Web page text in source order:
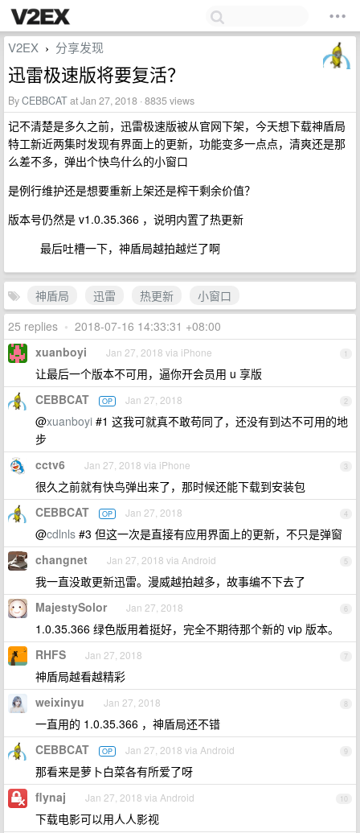
V2EX › 分享发现
迅雷极速版将要复活？
ByCEBBCATat Jan 27, 2018 · 8835 views
记不清楚是多久之前，迅雷极速版被从官网下架，今天想下载神盾局
特工新近两集时发现有界面上的更新，功能变多一点点，清爽还是那
么差不多，弹出个快鸟什么的小窗口
是例行维护还是想要重新上架还是榨干剩余价值？
版本号仍然是 v1.0.35.366 ，说明内置了热更新
最后吐槽一下，神盾局越拍越烂了啊
神盾局 迅雷 热更新
小窗口
25 replies • 2018-07-16 14:33:31 +08:00
1
xuanboyi Jan 27, 2018 via iPhone
让最后一个版本不可用，逼你开会员用 u 享版
2
CEBBCAT OP Jan 27, 2018
@xuanboyi #1 这我可就真不敢苟同了，还没有到达不可用的地
步
3
cctv6 Jan 27, 2018 via iPhone
很久之前就有快鸟弹出来了，那时候还能下载到安装包
4
CEBBCAT OP Jan 27, 2018
@cdlnls #3 但这一次是直接有应用界面上的更新，不只是弹窗
5
changnet Jan 27, 2018 via Android
我一直没敢更新迅雷。漫威越拍越多，故事编不下去了
6
MajestySolor Jan 27, 2018
1.0.35.366 绿色版用着挺好，完全不期待那个新的 vip 版本。
7
RHFS Jan 27, 2018
神盾局越看越精彩
8
weixinyu Jan 27, 2018
一直用的 1.0.35.366 ，神盾局还不错
9
CEBBCAT OP Jan 27, 2018 via Android
那看来是萝卜白菜各有所爱了呀
10
flynaj Jan 27, 2018 via Android
下载电影可以用人人影视